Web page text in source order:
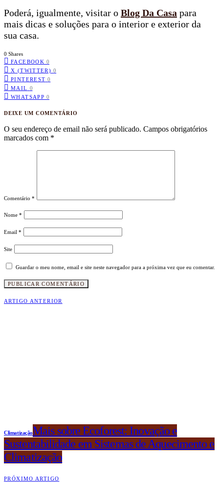
Poderá, igualmente, visitar o Blog Da Casa para
mais dicas e soluções para o interior e exterior da
sua casa.
0 Shares
FACEBOOK 0
X (TWITTER) 0
PINTEREST 0
MAIL 0
WHATSAPP 0
DEIXE UM COMENTÁRIO
O seu endereço de email não será publicado. Campos obrigatórios
marcados com *
Comentário *
Nome *
Email *
Site
Guardar o meu nome, email e site neste navegador para a próxima vez que eu comentar.
ARTIGO ANTERIOR
ClimatizaçãoMais sobre Ecoforest: Inovação e
Sustentabilidade em Sistemas de Aquecimento e
Climatização
PRÓXIMO ARTIGO